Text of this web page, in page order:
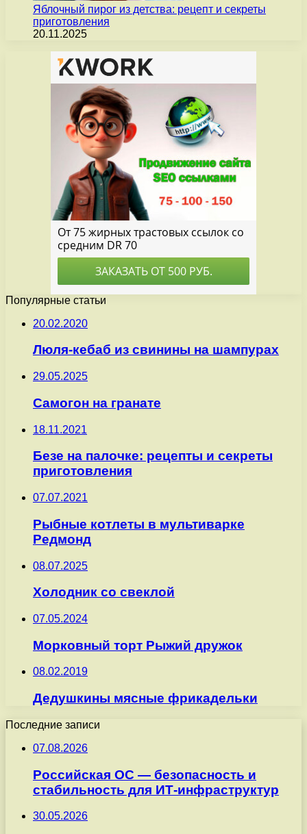
Яблочный пирог из детства: рецепт и секреты
приготовления
20.11.2025
Популярные статьи
20.02.2020
Люля-кебаб из свинины на шампурах
29.05.2025
Самогон на гранате
18.11.2021
Безе на палочке: рецепты и секреты
приготовления
07.07.2021
Рыбные котлеты в мультиварке
Редмонд
08.07.2025
Холодник со свеклой
07.05.2024
Морковный торт Рыжий дружок
08.02.2019
Дедушкины мясные фрикадельки
Последние записи
07.08.2026
Российская ОС — безопасность и
стабильность для ИТ-инфраструктур
30.05.2026